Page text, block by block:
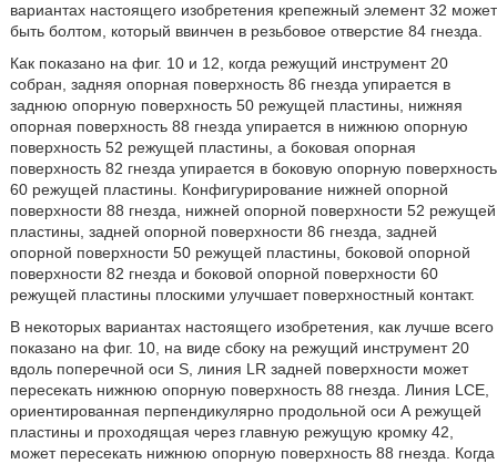
вариантах настоящего изобретения крепежный элемент 32 может
быть болтом, который ввинчен в резьбовое отверстие 84 гнезда.
Как показано на фиг. 10 и 12, когда режущий инструмент 20
собран, задняя опорная поверхность 86 гнезда упирается в
заднюю опорную поверхность 50 режущей пластины, нижняя
опорная поверхность 88 гнезда упирается в нижнюю опорную
поверхность 52 режущей пластины, а боковая опорная
поверхность 82 гнезда упирается в боковую опорную поверхность
60 режущей пластины. Конфигурирование нижней опорной
поверхности 88 гнезда, нижней опорной поверхности 52 режущей
пластины, задней опорной поверхности 86 гнезда, задней
опорной поверхности 50 режущей пластины, боковой опорной
поверхности 82 гнезда и боковой опорной поверхности 60
режущей пластины плоскими улучшает поверхностный контакт.
В некоторых вариантах настоящего изобретения, как лучше всего
показано на фиг. 10, на виде сбоку на режущий инструмент 20
вдоль поперечной оси S, линия LR задней поверхности может
пересекать нижнюю опорную поверхность 88 гнезда. Линия LCE,
ориентированная перпендикулярно продольной оси А режущей
пластины и проходящая через главную режущую кромку 42,
может пересекать нижнюю опорную поверхность 88 гнезда. Когда